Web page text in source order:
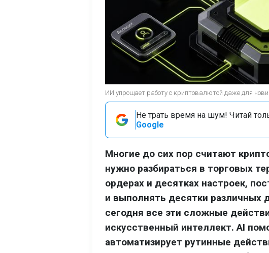
ИИ упрощает работу с криптовалютой даже для
Не трать время на шум! Читай
Google
Многие до сих пор считают
нужно разбираться в торговых
ордерах и десятках настроек,
и выполнять десятки различных
сегодня все эти сложные
искусственный интеллект. AI
автоматизирует рутинные